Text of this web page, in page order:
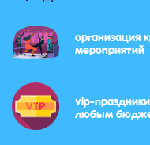
организация
мероприятий
vip-
любым